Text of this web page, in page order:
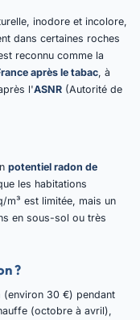
inodore et incolore,
dans certaines roches
reconnu comme la
après le tabac, à
l'ASNR (Autorité de
potentiel radon de
les habitations
m³ est limitée, mais un
en sous-sol ou très
?
(environ 30 €) pendant
(octobre à avril),